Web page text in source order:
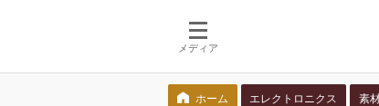
メディア
ホーム エレクトロニクス 素